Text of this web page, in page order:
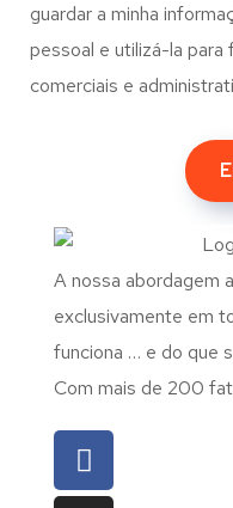
guardar a minha
pessoal e utilizá-la para
comerciais e
A nossa abordagem
exclusivamente em
funciona … e do que
Com mais de 200